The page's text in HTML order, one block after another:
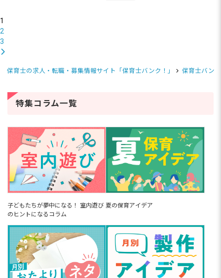
1
2
3
保育士の求人・転職・募集情報サイト「保育士バンク！」 保育士バン
特集コラム一覧
子どもたちが夢中になる！ 室内遊び
のヒントになるコラム
夏の保育アイデア